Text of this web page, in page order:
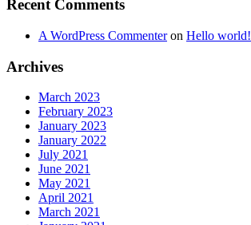
Recent Comments
A WordPress Commenteron Hello world!
Archives
March 2023
February 2023
January 2023
January 2022
July 2021
June 2021
May 2021
April 2021
March 2021